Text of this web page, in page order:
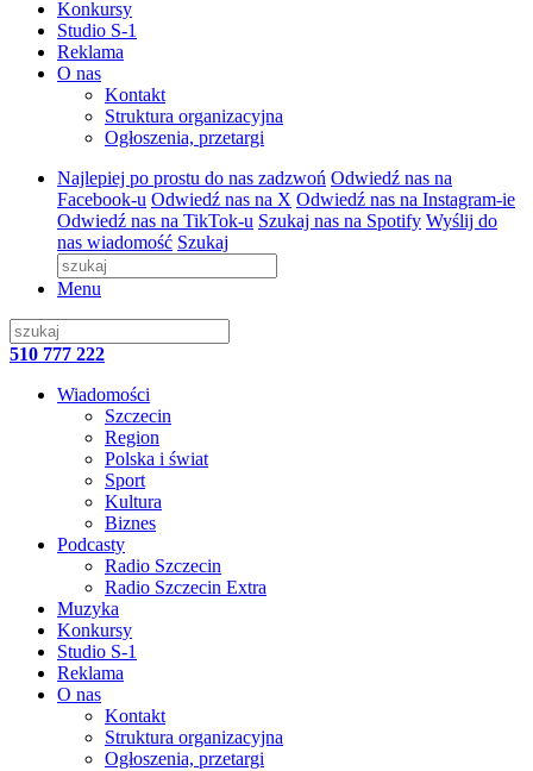
Konkursy
Studio S-1
Reklama
O nas
Kontakt
Struktura organizacyjna
Ogłoszenia, przetargi
Najlepiej po prostu do nas zadzwoń Odwiedź nas na
Facebook-u Odwiedź nas na X Odwiedź nas na Instagram-ie
Odwiedź nas na TikTok-u Szukaj nas na Spotify Wyślij do
nas wiadomość Szukaj
Menu
510 777 222
Wiadomości
Szczecin
Region
Polska i świat
Sport
Kultura
Biznes
Podcasty
Radio Szczecin
Radio Szczecin Extra
Muzyka
Konkursy
Studio S-1
Reklama
O nas
Kontakt
Struktura organizacyjna
Ogłoszenia, przetargi